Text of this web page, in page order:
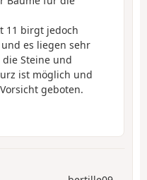
11 birgt jedoch
es liegen sehr
Steine und
ist möglich und
geboten.